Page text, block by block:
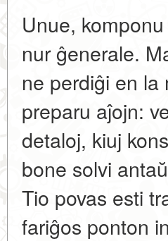
Unue,
nur ĝenerale.
ne perdiĝi en
preparu aĵojn:
detaloj, kiuj
bone solvi
Tio povas esti
fariĝos ponton